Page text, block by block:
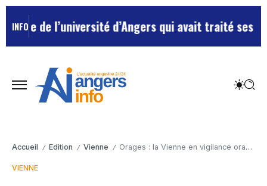
INFOde l’université d’Angers qui avait traité ses
Accueil / Edition / Vienne / Orages : la Vienne en vigilance orange ce mercredi
VIENNE